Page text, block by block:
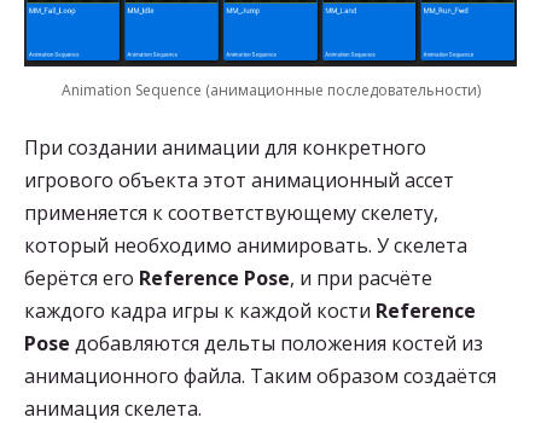
Animation Sequence (анимационные последовательности)
При создании анимации для конкретного
игрового объекта этот анимационный ассет
применяется к соответствующему скелету,
который необходимо анимировать. У скелета
берётся его Reference Pose, и при расчёте
каждого кадра игры к каждой кости Reference
Pose добавляются дельты положения костей из
анимационного файла. Таким образом создаётся
анимация скелета.